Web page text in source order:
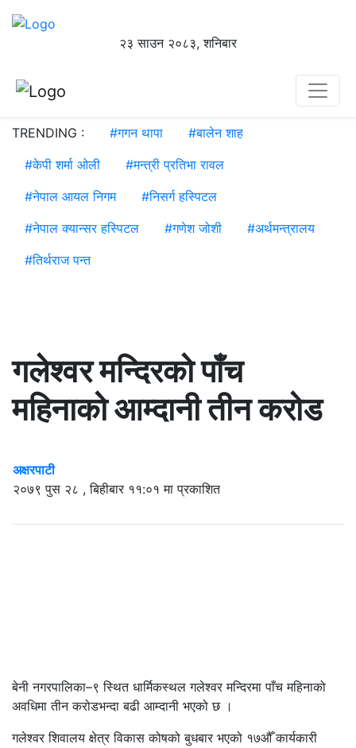
२३ साउन २०८३, शनिबार
TRENDING : #गगन थापा #बालेन शाह
#केपी शर्मा ओली #मन्त्री प्रतिभा रावल
#नेपाल आयल निगम #निसर्ग हस्पिटल
#नेपाल क्यान्सर हस्पिटल #गणेश जोशी #अर्थमन्त्रालय
#तिर्थराज पन्त
गलेश्वर मन्दिरको पाँच
महिनाको आम्दानी तीन करोड
अक्षरपाटी
२०७९ पुस २८ , बिहीबार ११:०१ मा प्रकाशित
बेनी नगरपालिका–९ स्थित धार्मिकस्थल गलेश्वर मन्दिरमा पाँच महिनाको
अवधिमा तीन करोडभन्दा बढी आम्दानी भएको छ ।
गलेश्वर शिवालय क्षेत्र विकास कोषको बुधबार भएको १७औँ कार्यकारी